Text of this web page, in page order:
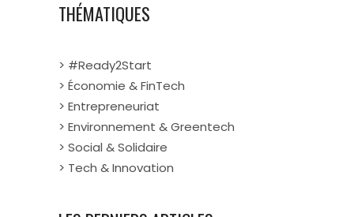
THÉMATIQUES
> #Ready2Start
> Économie & FinTech
> Entrepreneuriat
> Environnement & Greentech
> Social & Solidaire
> Tech & Innovation